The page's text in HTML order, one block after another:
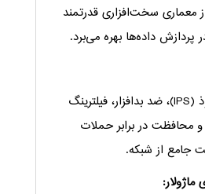
معماری سخت‌افزاری قدرتمند
پردازش داده‌ها بهره می‌برد.
شامل تشخیص نفوذ (IPS)، ضد بدافزار، فیلترینگ
و محافظت در برابر حملات
ماژولار: